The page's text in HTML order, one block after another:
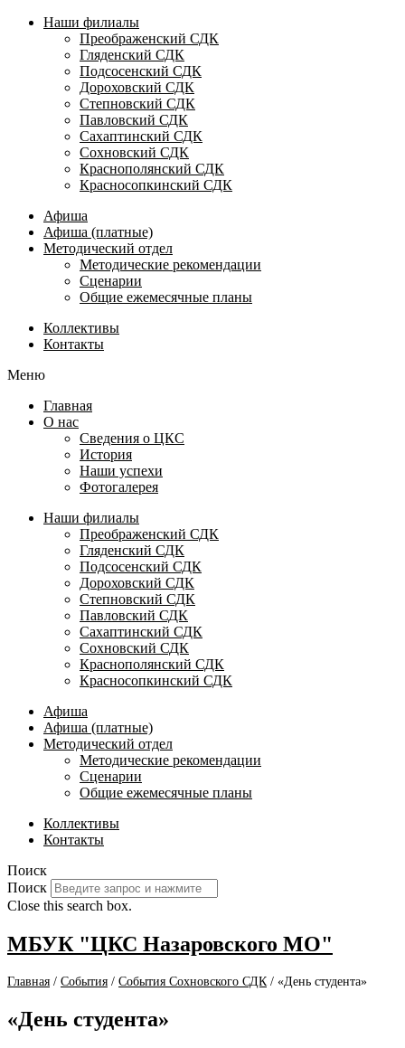
Наши филиалы
Преображенский СДК
Гляденский СДК
Подсосенский СДК
Дороховский СДК
Степновский СДК
Павловский СДК
Сахаптинский СДК
Сохновский СДК
Краснополянский СДК
Красносопкинский СДК
Афиша
Афиша (платные)
Методический отдел
Методические рекомендации
Сценарии
Общие ежемесячные планы
Коллективы
Контакты
Меню
Главная
О нас
Сведения о ЦКС
История
Наши успехи
Фотогалерея
Наши филиалы
Преображенский СДК
Гляденский СДК
Подсосенский СДК
Дороховский СДК
Степновский СДК
Павловский СДК
Сахаптинский СДК
Сохновский СДК
Краснополянский СДК
Красносопкинский СДК
Афиша
Афиша (платные)
Методический отдел
Методические рекомендации
Сценарии
Общие ежемесячные планы
Коллективы
Контакты
Поиск
Поиск
Close this search box.
МБУК "ЦКС Назаровского МО"
Главная / События / События Сохновского СДК / «День студента»
«День студента»